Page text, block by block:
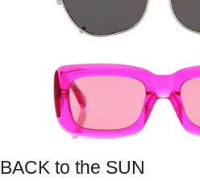
BACK to the SUN